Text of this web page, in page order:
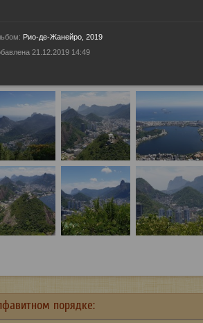
порядке:
Рио-де-Жанейро, 2019
21.12.2019 14:49